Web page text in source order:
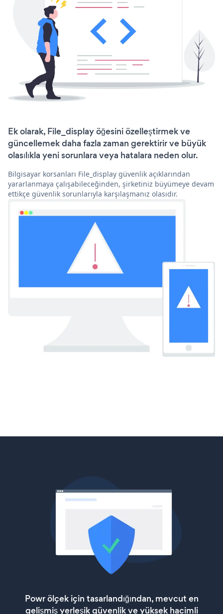
Ek olarak, File_display öğesini özelleştirmek ve
güncellemek daha fazla zaman gerektirir ve büyük
olasılıkla yeni sorunlara veya hatalara neden olur.
Bilgisayar korsanları File_display güvenlik açıklarından
yararlanmaya çalışabileceğinden, şirketiniz büyümeye devam
ettikçe güvenlik sorunlarıyla karşılaşmanız olasıdır.
Powr ölçek için tasarlandığından, mevcut en
gelişmiş yerleşik güvenlik ve yüksek hacimli